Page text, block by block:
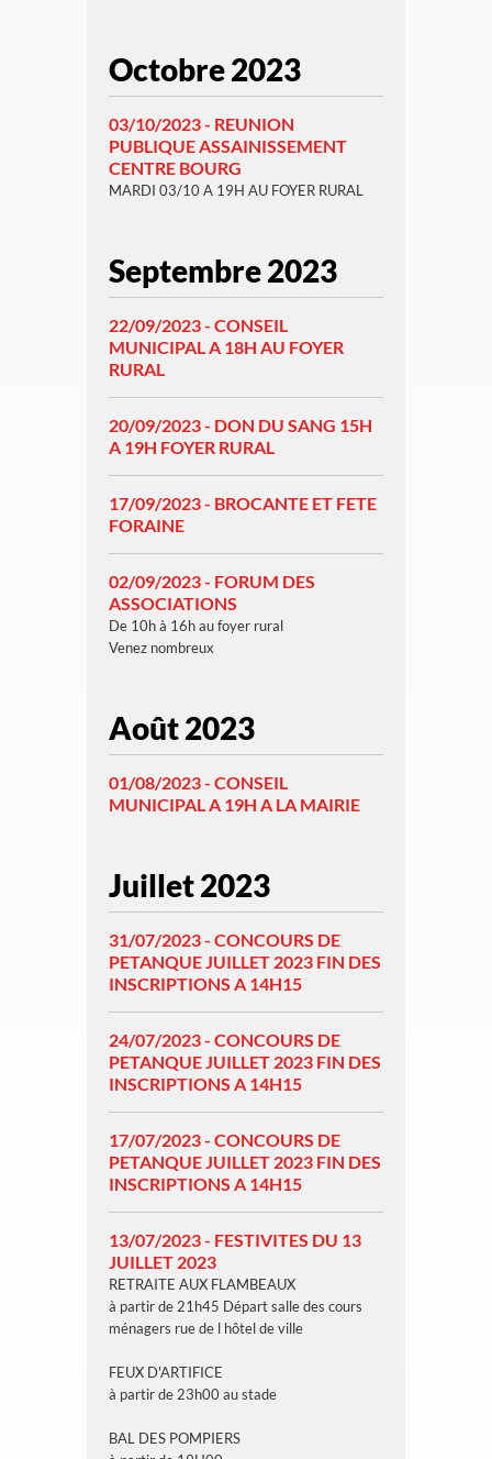
Octobre 2023
03/10/2023 - REUNION
PUBLIQUE ASSAINISSEMENT
CENTRE BOURG
MARDI 03/10 A 19H AU FOYER RURAL
Septembre 2023
22/09/2023 - CONSEIL
MUNICIPAL A 18H AU FOYER
RURAL
20/09/2023 - DON DU SANG 15H
A 19H FOYER RURAL
17/09/2023 - BROCANTE ET FETE
FORAINE
02/09/2023 - FORUM DES
ASSOCIATIONS
De 10h à 16h au foyer rural
Venez nombreux
Août 2023
01/08/2023 - CONSEIL
MUNICIPAL A 19H A LA MAIRIE
Juillet 2023
31/07/2023 - CONCOURS DE
PETANQUE JUILLET 2023 FIN DES
INSCRIPTIONS A 14H15
24/07/2023 - CONCOURS DE
PETANQUE JUILLET 2023 FIN DES
INSCRIPTIONS A 14H15
17/07/2023 - CONCOURS DE
PETANQUE JUILLET 2023 FIN DES
INSCRIPTIONS A 14H15
13/07/2023 - FESTIVITES DU 13
JUILLET 2023
RETRAITE AUX FLAMBEAUX
à partir de 21h45 Départ salle des cours
ménagers rue de l hôtel de ville
FEUX D'ARTIFICE
à partir de 23h00 au stade
BAL DES POMPIERS